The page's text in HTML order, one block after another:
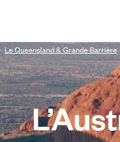
Le Queensland & Grande Barrière